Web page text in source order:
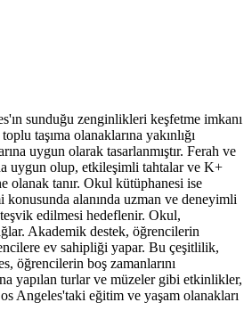
sunduğu zenginlikleri keşfetme imkanı
taşıma olanaklarına yakınlığı
uygun olarak tasarlanmıştır. Ferah ve
uygun olup, etkileşimli tahtalar ve K+
olanak tanır. Okul kütüphanesi ise
alanında uzman ve deneyimli
edilmesi hedeflenir. Okul,
Akademik destek, öğrencilerin
ev sahipliği yapar. Bu çeşitlilik,
öğrencilerin boş zamanlarını
yapılan turlar ve müzeler gibi etkinlikler,
Angeles'taki eğitim ve yaşam olanakları